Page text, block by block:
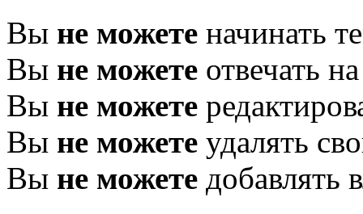
Вы не можете начинать
Вы не можете отвечать
Вы не можете
Вы не можете удалять
Вы не можете добавлять